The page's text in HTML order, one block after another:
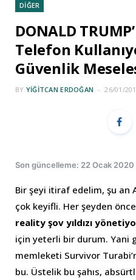
DİĞER
DONALD
Telefon
Güvenlik
BY YIĞITCAN ERDOĞAN 26/01/
Son güncelleme: 22 Ocak 2020
Bir şeyi itiraf edelim, şu an
çok keyifli. Her şeyden
reality şov yıldızı
için yeterli bir durum. Yani
memleketi Survivor
bu. Üstelik bu şahıs,